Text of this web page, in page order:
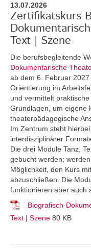
13.07.2026
Zertifikatskurs
Text | Szene
Die berufsbegleitende
Dokumentarische
ab dem 6. Februar
Orientierung im
und vermittelt
Grundlagen, um eigene
theaterpädagogische
Im Zentrum steht
interdisziplinärer
Die drei Module Tanz,
gebucht werden;
Möglichkeit, den Kurs
abzuschließen. Die
funktionieren aber auch
Biografisch-
Text | Szene 80 KB